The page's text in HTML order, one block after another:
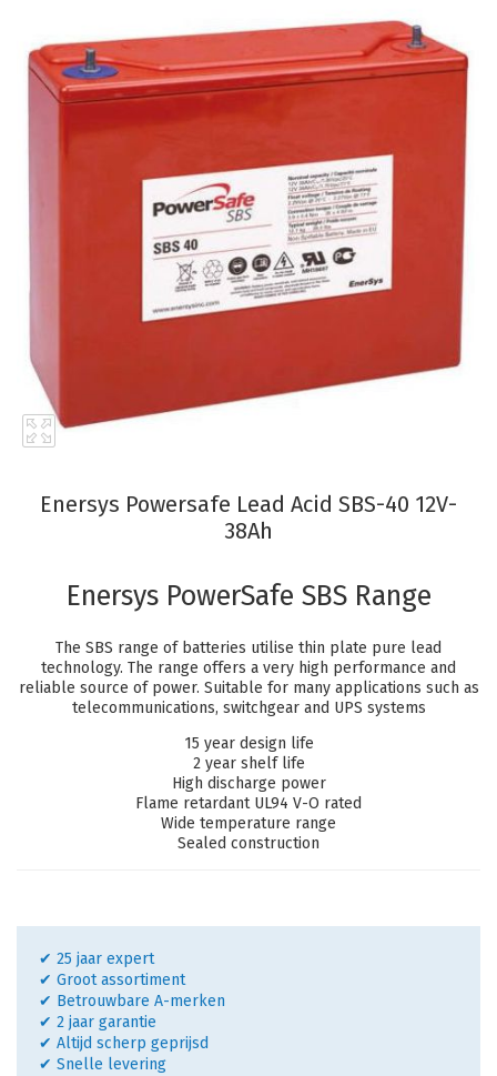
Enersys Powersafe Lead Acid SBS-40 12V-
38Ah
Enersys PowerSafe SBS Range
The SBS range of batteries utilise thin plate pure lead
technology. The range offers a very high performance and
reliable source of power. Suitable for many applications such as
telecommunications, switchgear and UPS systems
15 year design life
2 year shelf life
High discharge power
Flame retardant UL94 V-O rated
Wide temperature range
Sealed construction
✔ 25 jaar expert
✔ Groot assortiment
✔ Betrouwbare A-merken
✔ 2 jaar garantie
✔ Altijd scherp geprijsd
✔ Snelle levering